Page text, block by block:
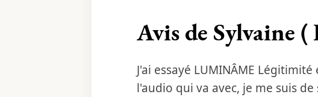
Avis de Sylvaine (
J'ai essayé LUMINÂME
l'audio qui va avec, je me suis